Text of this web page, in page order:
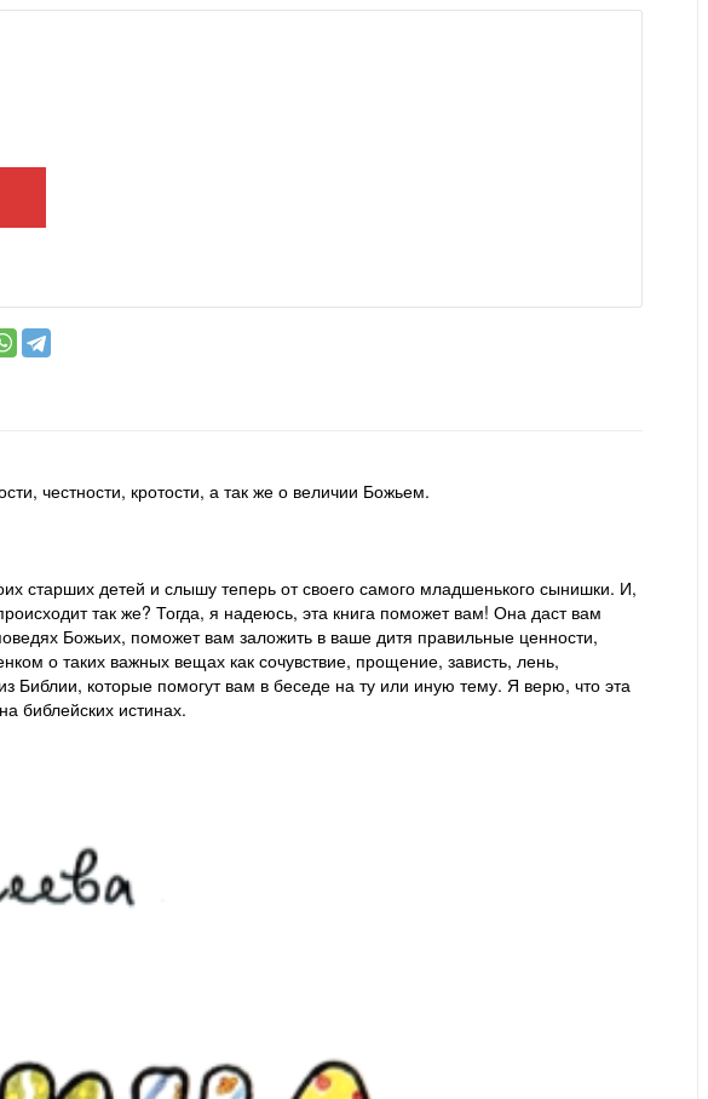
честности, кротости, а так же о величии Божьем.
старших детей и слышу теперь от своего самого младшенького сынишки. И,
так же? Тогда, я надеюсь, эта книга поможет вам! Она даст вам
Божьих, поможет вам заложить в ваше дитя правильные ценности,
о таких важных вещах как сочувствие, прощение, зависть, лень,
Библии, которые помогут вам в беседе на ту или иную тему. Я верю, что эта
библейских истинах.